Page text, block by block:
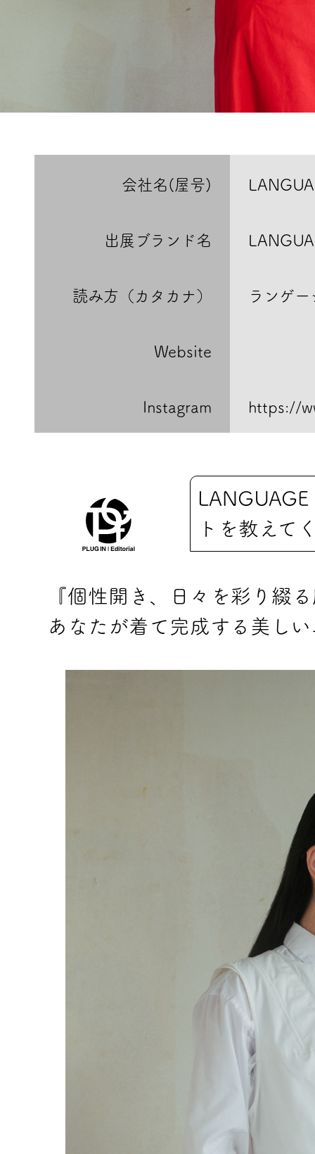
会社名(屋号)
出展ブランド名
読み方（カタカナ） ランゲ
Website
Instagram https://
トを教えて
『個性開き、日々を彩り綴
あなたが着て完成する美し